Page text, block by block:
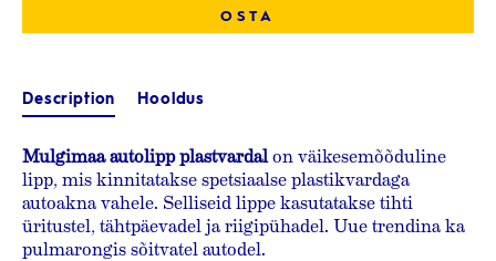
OSTA
Description Hooldus
Mulgimaa autolipp plastvardalon väikesemõõduline
lipp, mis kinnitatakse spetsiaalse plastikvardaga
autoakna vahele. Selliseid lippe kasutatakse tihti
üritustel, tähtpäevadel ja riigipühadel. Uue trendina ka
pulmarongis sõitvatel autodel.